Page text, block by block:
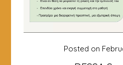
Posted on